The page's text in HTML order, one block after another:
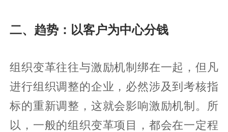
二、趋势：以客户为中心分钱
组织变革往往与激励机制绑在一起，但凡
进行组织调整的企业，必然涉及到考核指
标的重新调整，这就会影响激励机制。所
以，一般的组织变革项目，都会在一定程